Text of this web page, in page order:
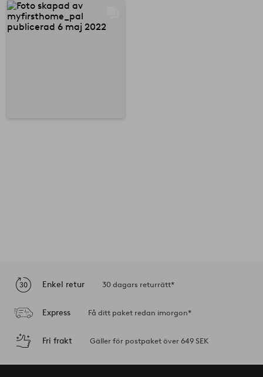
Enkel retur 30 dagars returrätt*
Express Få ditt paket redan imorgon*
Fri frakt Gäller för postpaket över 649 SEK